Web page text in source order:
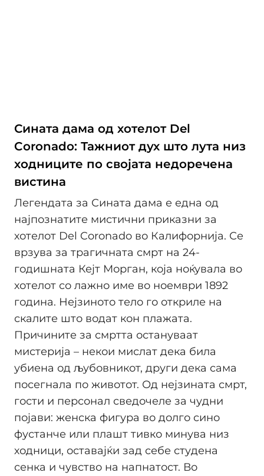
Сината дама од хотелот Del
Coronado: Тажниот дух што лута низ
ходниците по својата недоречена
вистина
Легендата за Сината дама е една од
најпознатите мистични приказни за
хотелот Del Coronado во Калифорнија. Се
врзува за трагичната смрт на 24-
годишната Кејт Морган, која ноќувала во
хотелот со лажно име во ноември 1892
година. Нејзиното тело го откриле на
скалите што водат кон плажата.
Причините за смртта остануваат
мистерија – некои мислат дека била
убиена од љубовникот, други дека сама
посегнала по животот. Од нејзината смрт,
гости и персонал сведочеле за чудни
појави: женска фигура во долго сино
фустанче или плашт тивко минува низ
ходници, оставајќи зад себе студена
сенка и чувство на напнатост. Во